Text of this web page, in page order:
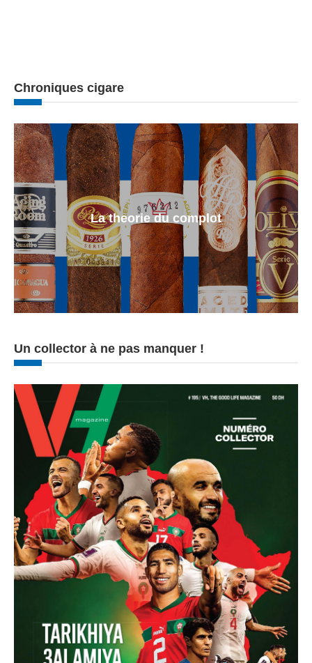
Chroniques cigare
La theorie du complot
Un collector à ne pas manquer !